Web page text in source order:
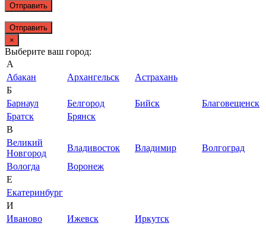
Отправить
×
Выберите ваш город:
А
Абакан
Архангельск
Астрахань
Б
Барнаул
Белгород Бийск
Благовещенск
Братск
Брянск
В
Великий
Новгород
Владивосток Владимир
Волгоград
Вологда
Воронеж
Е
Екатеринбург
И
Иваново
Ижевск
Иркутск